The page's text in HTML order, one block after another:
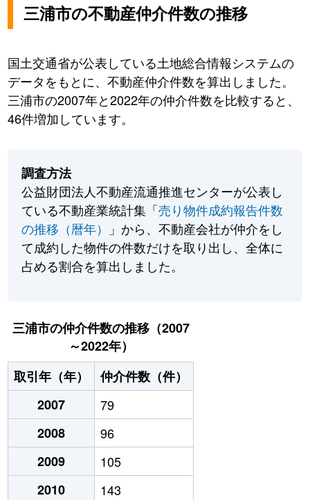
三浦市の不動産仲介件数の推移
国土交通省が公表している土地総合情報システムの
データをもとに、不動産仲介件数を算出しました。
三浦市の2007年と2022年の仲介件数を比較すると、
46件増加しています。
調査方法
公益財団法人不動産流通推進センターが公表し
ている不動産業統計集「売り物件成約報告件数
の推移（暦年）
」から、不動産会社が仲介をし
て成約した物件の件数だけを取り出し、全体に
占める割合を算出しました。
三浦市の仲介件数の推移（2007
～2022年）
取引年（年）
仲介件数（件）
2007
79
2008
96
2009
105
2010
143